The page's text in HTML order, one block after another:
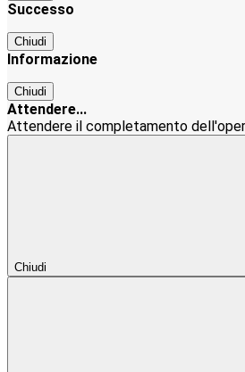
Successo
Chiudi
Informazione
Chiudi
Attendere...
Attendere il completamento
Chiudi